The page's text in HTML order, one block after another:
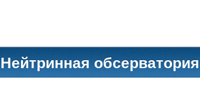
Нейтринная обсерватория